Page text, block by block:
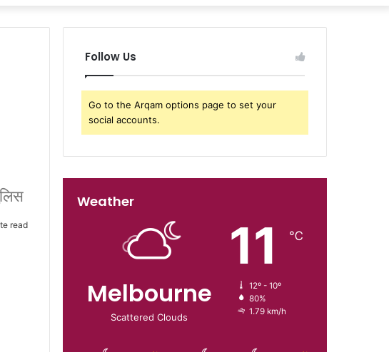
read
Follow Us
Go to the Arqam options page to set your
social accounts.
Weather
Melbourne
Scattered Clouds
11 ℃
12º - 10º
80%
1.79 km/h